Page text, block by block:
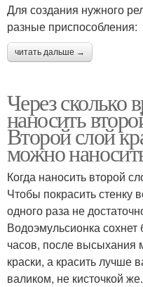
Для создания нужного
разные приспособления:
читать дальше →
Через сколько
наносить
Второй слой
можно
Когда наносить второй
Чтобы покрасить стенку
одного раза не
Водоэмульсионка
часов, после высыхания
краски, а красить лучше
валиком, не кисточкой же.